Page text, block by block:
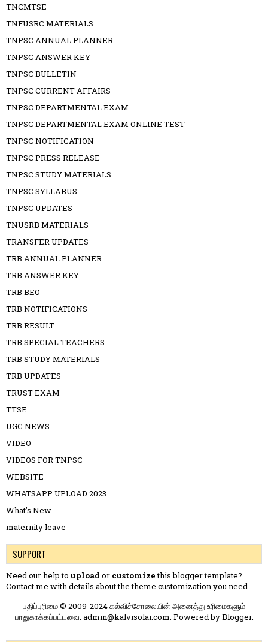
TNCMTSE
TNFUSRC MATERIALS
TNPSC ANNUAL PLANNER
TNPSC ANSWER KEY
TNPSC BULLETIN
TNPSC CURRENT AFFAIRS
TNPSC DEPARTMENTAL EXAM
TNPSC DEPARTMENTAL EXAM ONLINE TEST
TNPSC NOTIFICATION
TNPSC PRESS RELEASE
TNPSC STUDY MATERIALS
TNPSC SYLLABUS
TNPSC UPDATES
TNUSRB MATERIALS
TRANSFER UPDATES
TRB ANNUAL PLANNER
TRB ANSWER KEY
TRB BEO
TRB NOTIFICATIONS
TRB RESULT
TRB SPECIAL TEACHERS
TRB STUDY MATERIALS
TRB UPDATES
TRUST EXAM
TTSE
UGC NEWS
VIDEO
VIDEOS FOR TNPSC
WEBSITE
WHATSAPP UPLOAD 2023
What's New.
maternity leave
SUPPORT
Need our help to upload or customizethis blogger template?
Contact me with details about the theme customization you need.
பதிப்புரிமை © 2009-2024 கல்விச்சோலையின் அனைத்து உரிமைகளும்
பாதுகாக்கப்பட்டவை. admin@kalvisolai.com. Powered byBlogger.